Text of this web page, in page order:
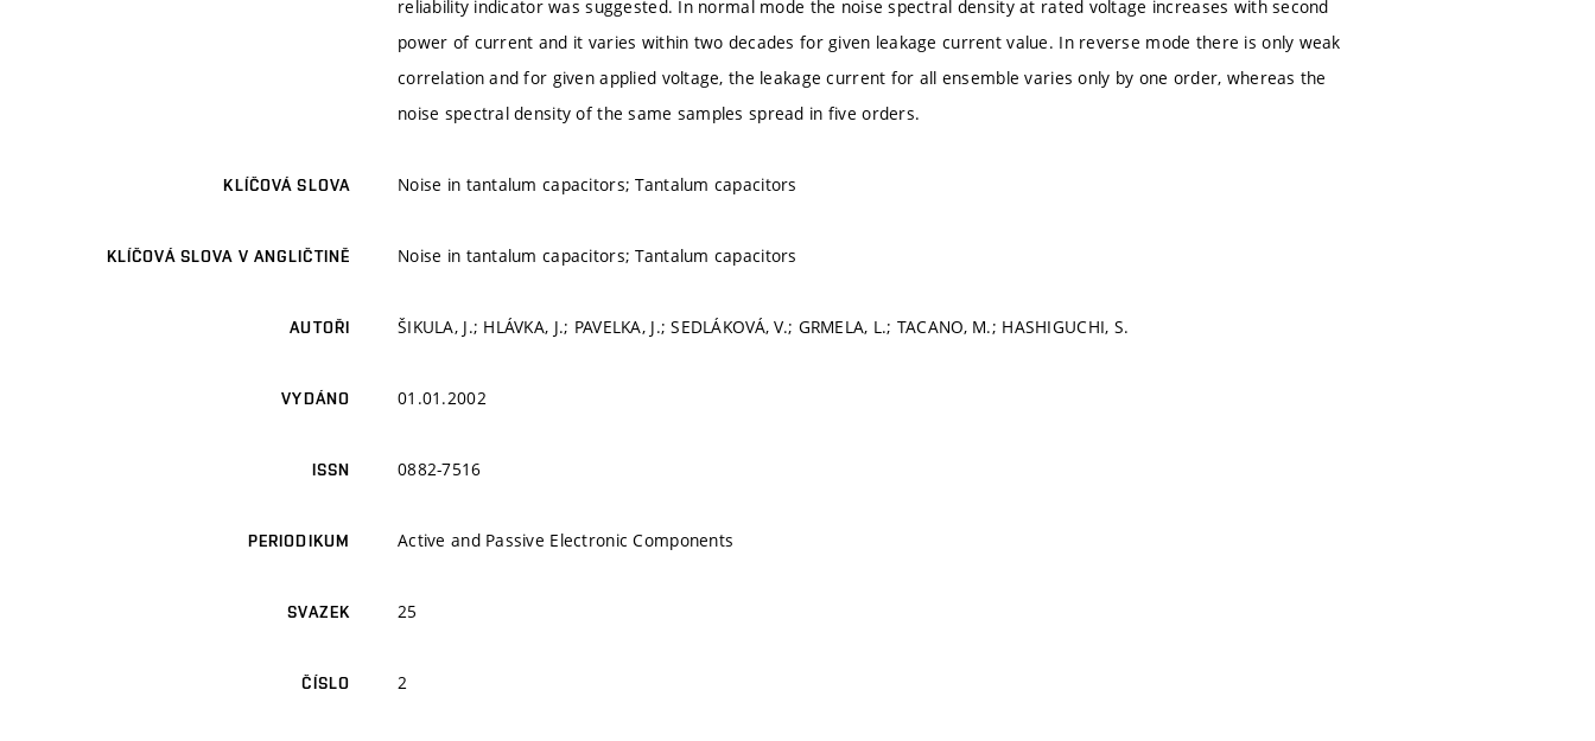
reliability indicator was suggested. In normal mode the noise spectral density at rated voltage increases with second
power of current and it varies within two decades for given leakage current value. In reverse mode there is only weak
correlation and for given applied voltage, the leakage current for all ensemble varies only by one order, whereas the
noise spectral density of the same samples spread in five orders.
KLÍČOVÁ SLOVA Noise in tantalum capacitors; Tantalum capacitors
KLÍČOVÁ SLOVA V ANGLIČTINĚ Noise in tantalum capacitors; Tantalum capacitors
AUTOŘI ŠIKULA, J.; HLÁVKA, J.; PAVELKA, J.; SEDLÁKOVÁ, V.; GRMELA, L.; TACANO, M.; HASHIGUCHI, S.
VYDÁNO 01.01.2002
ISSN 0882-7516
PERIODIKUM Active and Passive Electronic Components
SVAZEK 25
ČÍSLO 2